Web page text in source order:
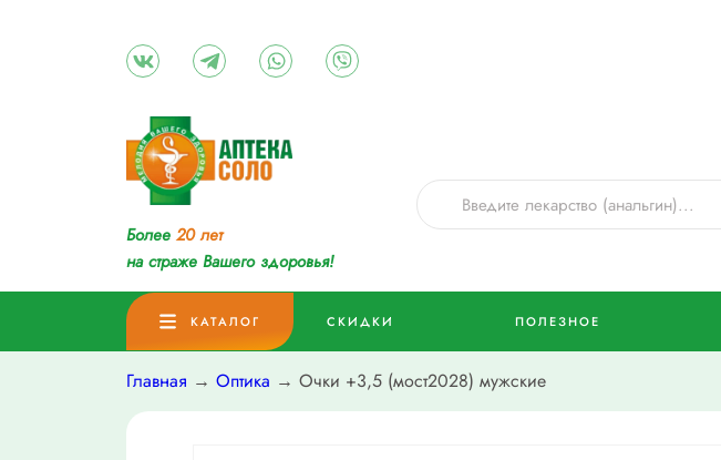
Более 20 лет
на страже Вашего здоровья!
КАТАЛОГ СКИДКИ ПОЛЕЗНОЕ
Главная → Оптика → Очки +3,5 (мост2028) мужские